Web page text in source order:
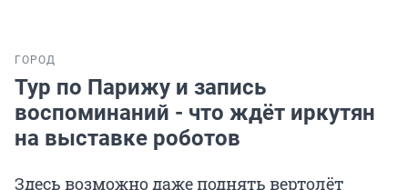
ГОРОД
Тур по Парижу и запись
воспоминаний - что ждёт иркутян
на выставке роботов
Здесь возможно даже поднять вертолёт